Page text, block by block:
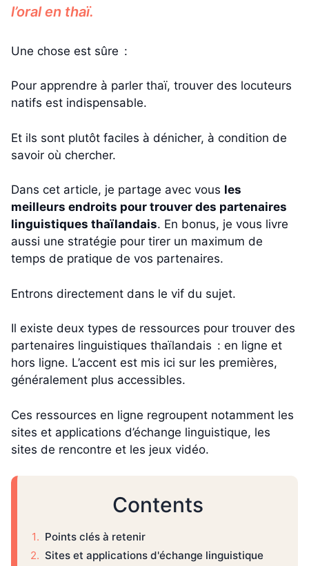
l’oral en thaï.
Une chose est sûre :
Pour apprendre à parler thaï, trouver des locuteurs
natifs est indispensable.
Et ils sont plutôt faciles à dénicher, à condition de
savoir où chercher.
Dans cet article, je partage avec vous les
meilleurs endroits pour trouver des partenaires
linguistiques thaïlandais. En bonus, je vous livre
aussi une stratégie pour tirer un maximum de
temps de pratique de vos partenaires.
Entrons directement dans le vif du sujet.
Il existe deux types de ressources pour trouver des
partenaires linguistiques thaïlandais : en ligne et
hors ligne. L’accent est mis ici sur les premières,
généralement plus accessibles.
Ces ressources en ligne regroupent notamment les
sites et applications d’échange linguistique, les
sites de rencontre et les jeux vidéo.
Contents
Points clés à retenir
Sites et applications d'échange linguistique